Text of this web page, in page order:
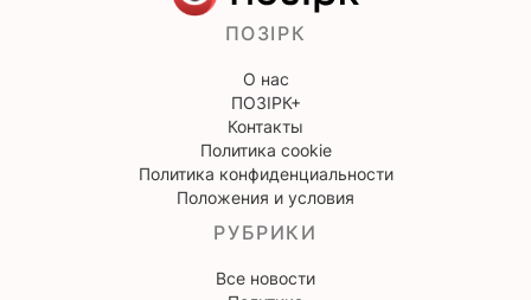
ПОЗІРК
О нас
ПОЗІРК+
Контакты
Политика cookie
Политика конфиденциальности
Положения и условия
РУБРИКИ
Все новости